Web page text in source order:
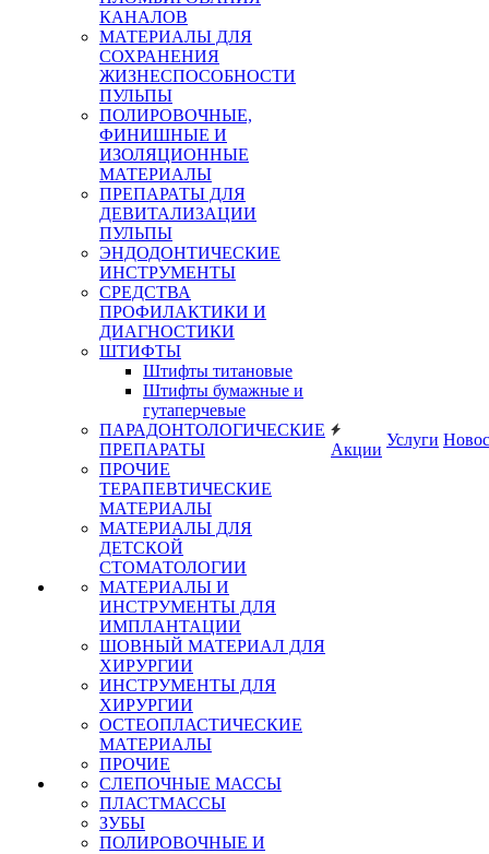
КАНАЛОВ
МАТЕРИАЛЫ ДЛЯ
СОХРАНЕНИЯ
ЖИЗНЕСПОСОБНОСТИ
ПУЛЬПЫ
ПОЛИРОВОЧНЫЕ,
ФИНИШНЫЕ И
ИЗОЛЯЦИОННЫЕ
МАТЕРИАЛЫ
ПРЕПАРАТЫ ДЛЯ
ДЕВИТАЛИЗАЦИИ
ПУЛЬПЫ
ЭНДОДОНТИЧЕСКИЕ
ИНСТРУМЕНТЫ
СРЕДСТВА
ПРОФИЛАКТИКИ И
ДИАГНОСТИКИ
ШТИФТЫ
Штифты титановые
Штифты бумажные и
гутаперчевые
ПАРАДОНТОЛОГИЧЕСКИЕ
ПРЕПАРАТЫ
ПРОЧИЕ
ТЕРАПЕВТИЧЕСКИЕ
МАТЕРИАЛЫ
МАТЕРИАЛЫ ДЛЯ
ДЕТСКОЙ
СТОМАТОЛОГИИ
МАТЕРИАЛЫ И
ИНСТРУМЕНТЫ ДЛЯ
ИМПЛАНТАЦИИ
ШОВНЫЙ МАТЕРИАЛ ДЛЯ
ХИРУРГИИ
ИНСТРУМЕНТЫ ДЛЯ
ХИРУРГИИ
ОСТЕОПЛАСТИЧЕСКИЕ
МАТЕРИАЛЫ
ПРОЧИЕ
СЛЕПОЧНЫЕ МАССЫ
ПЛАСТМАССЫ
ЗУБЫ
ПОЛИРОВОЧНЫЕ И
Акции
Услуги